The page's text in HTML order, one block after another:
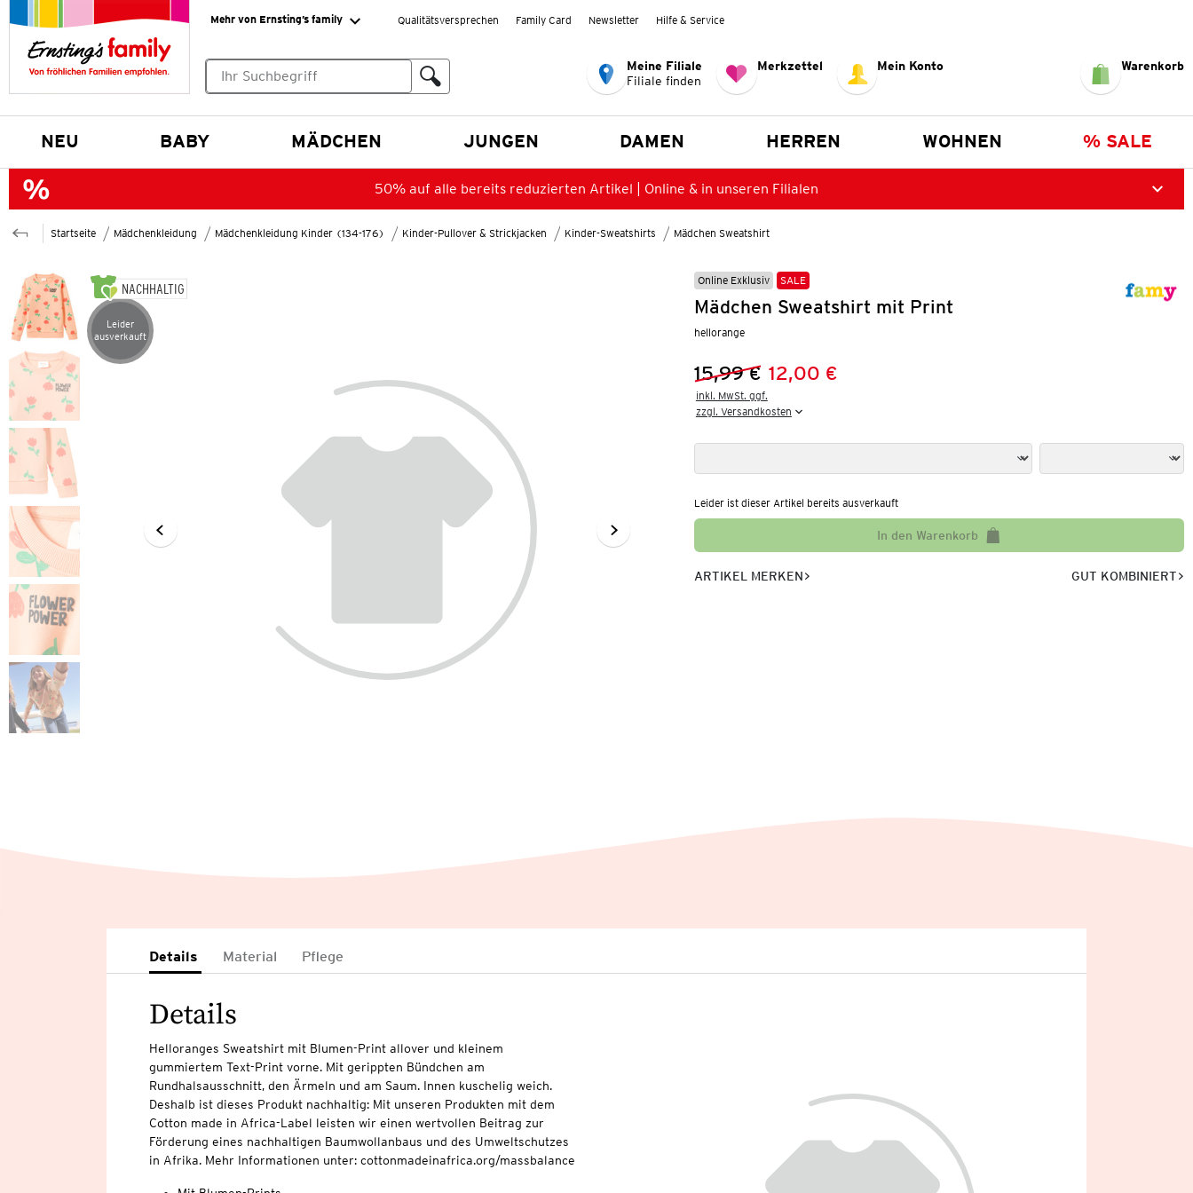
Mehr von Ernsting’s family Qualitätsversprechen Family Card Newsletter Hilfe & Service
Meine Filiale
Filiale finden
Merkzettel Mein Konto Warenkorb
NEU BABY MÄDCHEN JUNGEN DAMEN HERREN WOHNEN % SALE
50% auf alle bereits reduzierten Artikel | Online & in unseren Filialen
Startseite Mädchenkleidung Mädchenkleidung Kinder (134-176) Kinder-Pullover & Strickjacken Kinder-Sweatshirts Mädchen Sweatshirt
NACHHALTIG
Artikel leider ausverkauft
Leider
ausverkauft
Online Exklusiv SALE
Mädchen Sweatshirt mit Print
hellorange
Vorheriger Preis:
15,99 €
Neuer Preis:12,00 €
inkl. MwSt. ggf.
zzgl. Versandkosten
Leider ist dieser Artikel bereits ausverkauft
In den Warenkorb
ARTIKEL MERKEN GUT KOMBINIERT
Details Material Pflege
Details
Helloranges Sweatshirt mit Blumen-Print allover und kleinem
gummiertem Text-Print vorne. Mit gerippten Bündchen am
Rundhalsausschnitt, den Ärmeln und am Saum. Innen kuschelig weich.
Deshalb ist dieses Produkt nachhaltig: Mit unseren Produkten mit dem
Cotton made in Africa-Label leisten wir einen wertvollen Beitrag zur
Förderung eines nachhaltigen Baumwollanbaus und des Umweltschutzes
in Afrika. Mehr Informationen unter: cottonmadeinafrica.org/massbalance